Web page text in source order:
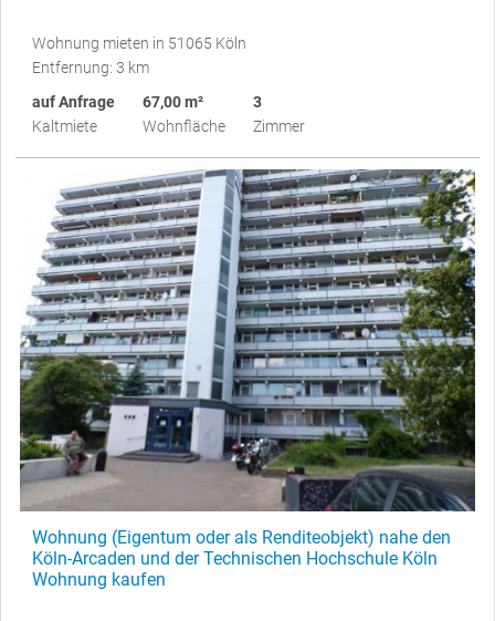
Wohnung mieten in 51065 Köln
Entfernung: 3 km
auf Anfrage
Kaltmiete
67,00 m²
Wohnfläche
3
Zimmer
Wohnung (Eigentum oder als Renditeobjekt) nahe den
Köln-Arcaden und der Technischen Hochschule Köln
Wohnung kaufen